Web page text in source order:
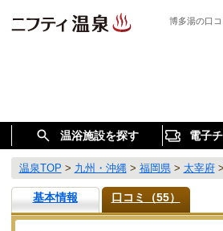
博多湯の口
温浴施設を探す 電子
温泉TOP > 九州・沖縄> 福岡県> 太宰府>
基本情報 口コミ（55）